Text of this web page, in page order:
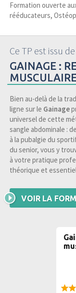
Formation ouverte
rééducateurs,
Ce TP est issu
GAINAGE :
Bien au-delà de la
ligne sur le Gainage
universel de cette
sangle abdominale :
à la pubalgie du
du senior, vous y
à votre pratique
théorique et
VOIR LA